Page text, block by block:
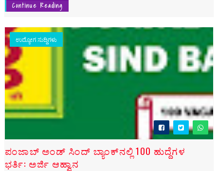
Continue Reading
ಉದ್ಯೋಗ ಸುದ್ದಿಗಳು
ಪಂಜಾಬ್ ಅಂಡ್ ಸಿಂದ್‌ ಬ್ಯಾಂಕ್‌ನಲ್ಲಿ 100 ಹುದ್ದೆಗಳ
ಭರ್ತಿ: ಅರ್ಜಿ ಆಹ್ವಾನ